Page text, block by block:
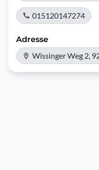
015120147274
Adresse
Wissinger Weg 2,